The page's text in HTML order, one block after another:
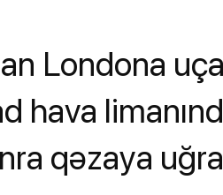
Londona
hava
qəzaya